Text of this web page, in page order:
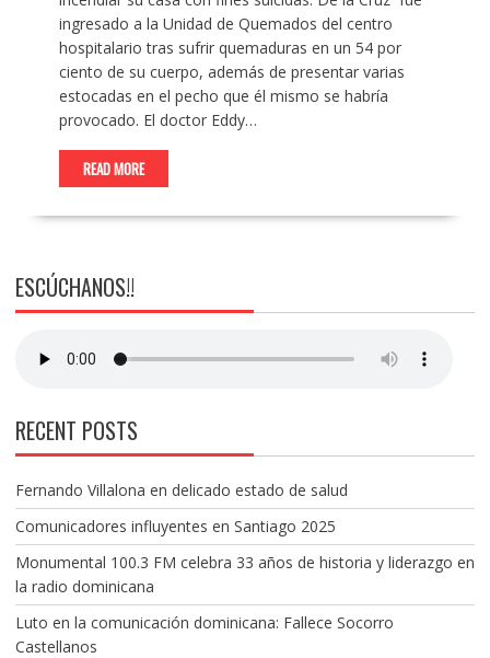
ingresado a la Unidad de Quemados del centro
hospitalario tras sufrir quemaduras en un 54 por
ciento de su cuerpo, además de presentar varias
estocadas en el pecho que él mismo se habría
provocado. El doctor Eddy…
READ MORE
ESCÚCHANOS!!
RECENT POSTS
Fernando Villalona en delicado estado de salud
Comunicadores influyentes en Santiago 2025
Monumental 100.3 FM celebra 33 años de historia y liderazgo en
la radio dominicana
Luto en la comunicación dominicana: Fallece Socorro
Castellanos